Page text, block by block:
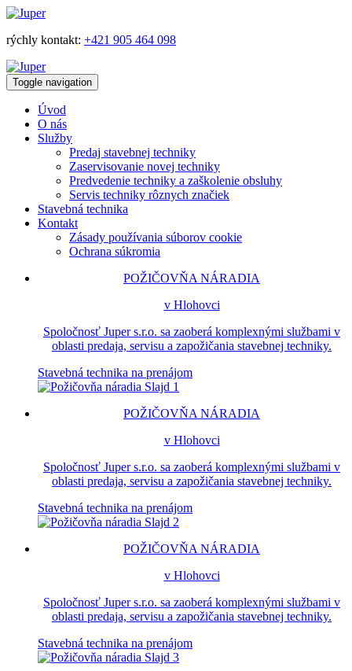
rýchly kontakt: +421 905 464 098
Toggle navigation
Úvod
O nás
Služby
Predaj stavebnej techniky
Zaservisovanie novej techniky
Predvedenie techniky a zaškolenie obsluhy
Servis techniky rôznych značiek
Stavebná technika
Kontakt
Zásady používania súborov cookie
Ochrana súkromia
POŽIČOVŇA NÁRADIA
v Hlohovci
Spoločnosť Juper s.r.o. sa zaoberá komplexnými službami v
oblasti predaja, servisu a zapožičania stavebnej techniky.
Stavebná technika na prenájom
POŽIČOVŇA NÁRADIA
v Hlohovci
Spoločnosť Juper s.r.o. sa zaoberá komplexnými službami v
oblasti predaja, servisu a zapožičania stavebnej techniky.
Stavebná technika na prenájom
POŽIČOVŇA NÁRADIA
v Hlohovci
Spoločnosť Juper s.r.o. sa zaoberá komplexnými službami v
oblasti predaja, servisu a zapožičania stavebnej techniky.
Stavebná technika na prenájom